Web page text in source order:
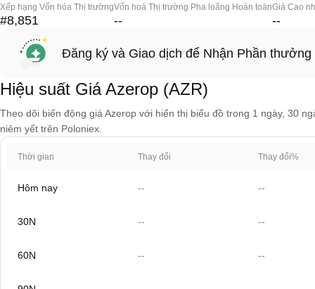
Xếp hạng Vốn hóa Thị trường
#8,851
Vốn hoá Thị trường Pha loãng Hoàn toàn
--
Giá Cao
--
Đăng ký và Giao dịch để Nhận Phần thưởng
Hiệu suất Giá Azerop (AZR)
Theo dõi biến động giá Azerop với hiển thị biểu đồ trong 1 ngày, 30
niêm yết trên Poloniex.
Thời gian Thay đổi Thay đổi%
Hôm nay -- --
30N -- --
60N -- --